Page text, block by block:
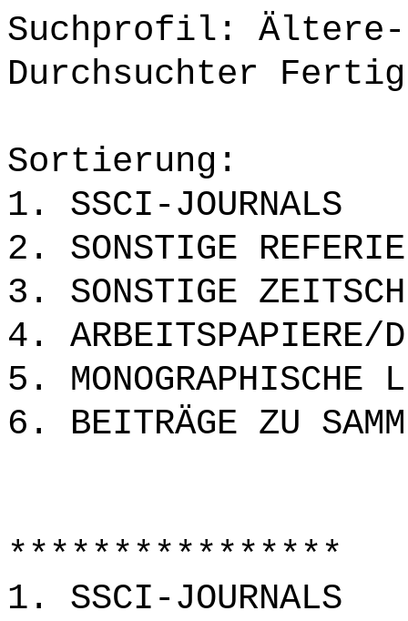
Suchprofil: Ältere-
Durchsuchter
Sortierung:
1. SSCI-JOURNALS
2. SONSTIGE
3. SONSTIGE
4. ARBEITSPAPIERE/
5. MONOGRAPHISCHE
6. BEITRÄGE ZU
****************
1. SSCI-JOURNALS